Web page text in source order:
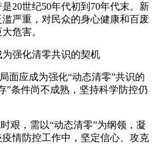
20世纪50年代初到70年代末。新
严重，对民众的身心健康和百废
危害。
为强化清零共识的契机
面应成为强化“动态清零”共识的
”条件尚不成熟，坚持科学防控仍
艰，需以“动态清零”为纲领，凝
情防控工作中，坚定信心、攻克